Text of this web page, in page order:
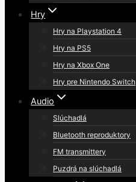
Hry
Hry na Playstation 4
Hry na PS5
Hry na Xbox One
Hry pre Nintendo Switch
Audio
Slúchadlá
Bluetooth reproduktory
FM transmittery
Puzdrá na slúchadlá